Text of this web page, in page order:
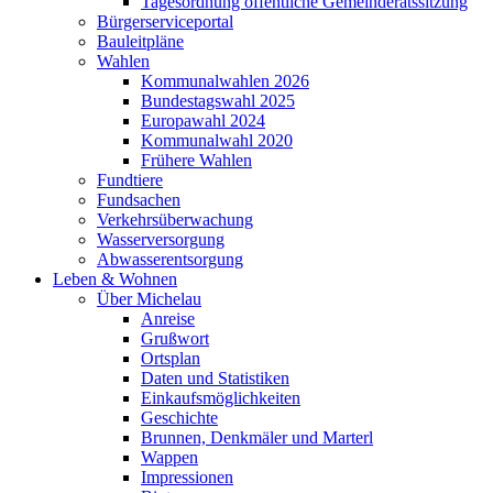
Bürgerserviceportal
Bauleitpläne
Wahlen
Kommunalwahlen 2026
Bundestagswahl 2025
Europawahl 2024
Kommunalwahl 2020
Frühere Wahlen
Fundtiere
Fundsachen
Verkehrsüberwachung
Wasserversorgung
Abwasserentsorgung
Leben & Wohnen
Über Michelau
Anreise
Grußwort
Ortsplan
Daten und Statistiken
Einkaufsmöglichkeiten
Geschichte
Brunnen, Denkmäler und Marterl
Wappen
Impressionen